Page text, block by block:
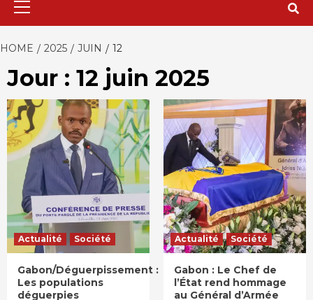
HOME 2025 JUIN 12
Jour : 12 juin 2025
Actualité Société
Gabon/Déguerpissement :
Les populations
déguerpies
Actualité Société
Gabon : Le Chef de
l’État rend hommage
au Général d’Armée